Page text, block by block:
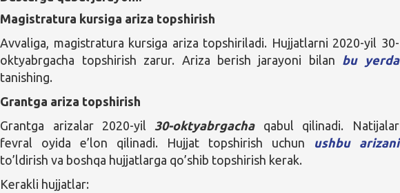
Magistratura kursiga ariza topshirish
Avvaliga, magistratura kursiga ariza topshiriladi. Hujjatlarni 2020-yil 30-
oktyabrgacha topshirish zarur. Ariza berish jarayoni bilan bu yerda
tanishing.
Grantga ariza topshirish
Grantga arizalar 2020-yil 30-oktyabrgachaqabul qilinadi. Natijalar
fevral oyida e’lon qilinadi. Hujjat topshirish uchun
ushbu arizani
to’ldirish va boshqa hujjatlarga qo’shib topshirish kerak.
Kerakli hujjatlar: